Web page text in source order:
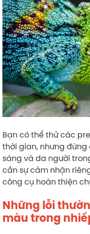
Bạn có thể thử các
thời gian, nhưng
sáng và da người
cần sự cảm nhận
công cụ hoàn thiện
Những lỗi
màu trong